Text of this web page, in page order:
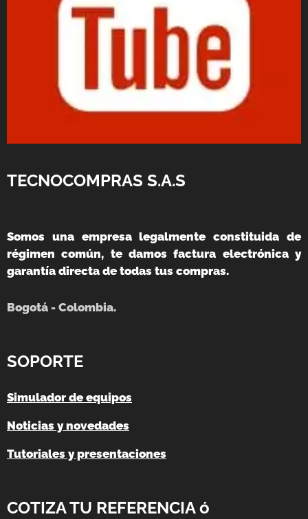
TECNOCOMPRAS S.A.S
Somos una empresa legalmente constituida de
régimen común, te damos factura electrónica y
garantía directa de todas tus compras.
Bogotá - Colombia.
SOPORTE
Simulador de equipos
Noticias y novedades
Tutoriales y presentaciones
COTIZA TU REFERENCIA ó